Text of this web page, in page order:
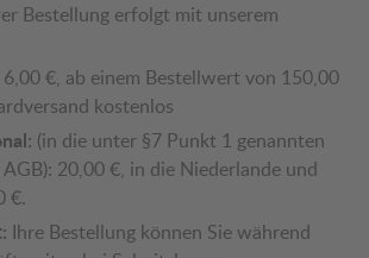
Bestellung erfolgt mit unserem
6,00 €, ab einem Bestellwert von 150,00
kostenlos
(in die unter §7 Punkt 1 genannten
20,00 €, in die Niederlande und
€.
Ihre Bestellung können Sie während